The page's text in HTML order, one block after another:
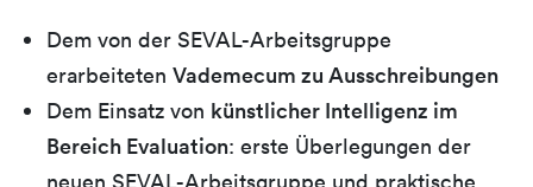
Dem von der SEVAL-Arbeitsgruppe
erarbeiteten Vademecum zu Ausschreibungen
Dem Einsatz von künstlicher Intelligenz im
Bereich Evaluation: erste Überlegungen der
neuen SEVAL-Arbeitsgruppe und praktische